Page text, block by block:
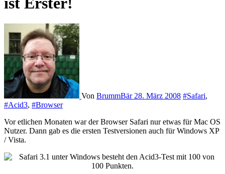
Von BrummBär 28. März 2008 #Safari,
#Acid3, #Browser
Vor etlichen Monaten war der Browser Safari nur etwas für Mac OS
Nutzer. Dann gab es die ersten Testversionen auch für Windows XP
/ Vista.